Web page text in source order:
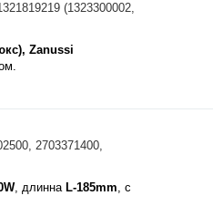
(1323300002,
Zanussi
2703371400,
, длиннаL-185mm, с